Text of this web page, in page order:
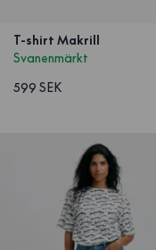
T-shirt Makrill
Svanenmärkt
599 SEK